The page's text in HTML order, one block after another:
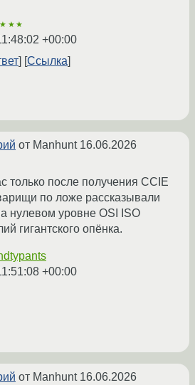
+00:00
Ссылка
от Manhunt 16.06.2026
только после получения CCIE
по ложе рассказывали
нулевом уровне OSI ISO
гигантского опёнка.
+00:00
от Manhunt 16.06.2026